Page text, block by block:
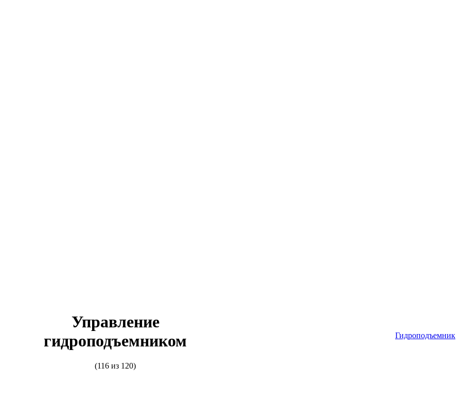
Управление
гидроподъемником
(116 из 120)
Гидроподъемник